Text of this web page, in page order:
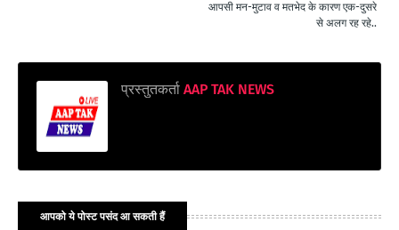
आपसी मन-मुटाव व मतभेद के कारण एक-दुसरे
से अलग रह रहे..
प्रस्तुतकर्ता AAP TAK NEWS
आपको ये पोस्ट पसंद आ सकती हैं